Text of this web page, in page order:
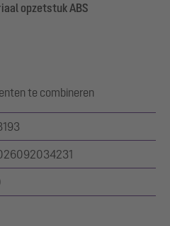
opzetstuk ABS
te combineren